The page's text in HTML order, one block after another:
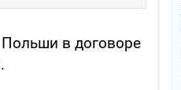
Польши в договоре